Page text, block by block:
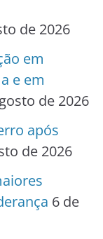
de 2026
em
e em
de 2026
após
de 2026
6 de